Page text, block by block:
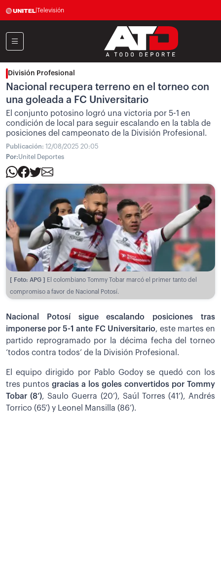
Televisión
División Profesional
Nacional recupera terreno en el torneo con
una goleada a FC Universitario
El conjunto potosino logró una victoria por 5-1 en
condición de local para seguir escalando en la tabla de
posiciones del campeonato de la División Profesional.
Publicación: 12/08/2025 20:05
Por:Unitel Deportes
[ Foto: APG ]
El colombiano Tommy Tobar marcó el primer tanto del
compromiso a favor de Nacional Potosí.
Nacional Potosí sigue escalando posiciones tras
imponerse por 5-1 ante FC Universitario, este martes en
partido reprogramado por la décima fecha del torneo
‘todos contra todos’ de la División Profesional.
El equipo dirigido por Pablo Godoy se quedó con los
tres puntos gracias a los goles convertidos por Tommy
Tobar (8’), Saulo Guerra (20’), Saúl Torres (41’), Andrés
Torrico (65’) y Leonel Mansilla (86’).